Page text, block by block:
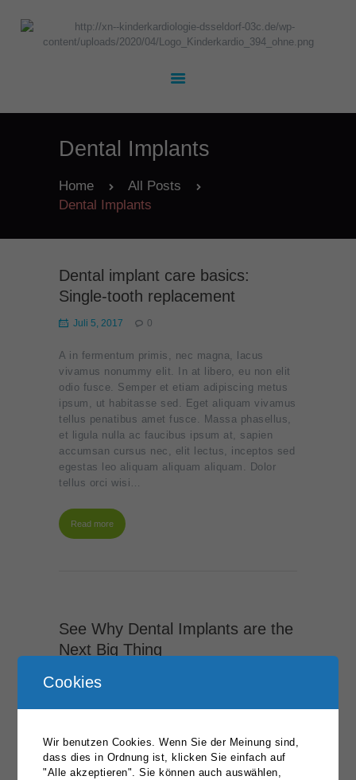
Dental Implants
Home
All Posts
Dental Implants
UNSER TEAM
KARDIOLOGIE
KINDERHEILKUNDE
TERMINE
KONTAKT
Dental implant care basics:
Single-tooth replacement
Juli 5, 2017 0
A in fermentum primis, nec magna, lacus
vivamus nonummy elit. In at libero, eu non elit
odio fusce. Semper et etiam adipiscing metus
ipsum, ut habitasse sed. Eget aliquam vivamus
tellus penatibus amet fusce. Massa phasellus,
et ligula nulla ac faucibus ipsum at, sapien
accumsan cursus nec, elit lectus, inceptos sed
egestas leo aliquam aliquam aliquam. Dolor
tellus orci wisi…
Read more
See Why Dental Implants are the
Next Big Thing
Juli 5, 2017
Dui ultrices consequatur nisl, wisi sit justo
dictum lacus, mattis donec non eros. Sagittis
facilisis tellus tincidunt nunc non, accumsan
tempor arcu rutrum diam arcu, ultricies porta
Cookies
Wir benutzen Cookies. Wenn Sie der Meinung sind,
dass dies in Ordnung ist, klicken Sie einfach auf
"Alle akzeptieren". Sie können auch auswählen,